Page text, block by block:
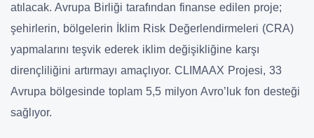
atılacak. Avrupa Birliği tarafından finanse edilen proje;
şehirlerin, bölgelerin İklim Risk Değerlendirmeleri (CRA)
yapmalarını teşvik ederek iklim değişikliğine karşı
dirençliliğini artırmayı amaçlıyor. CLIMAAX Projesi, 33
Avrupa bölgesinde toplam 5,5 milyon Avro’luk fon desteği
sağlıyor.